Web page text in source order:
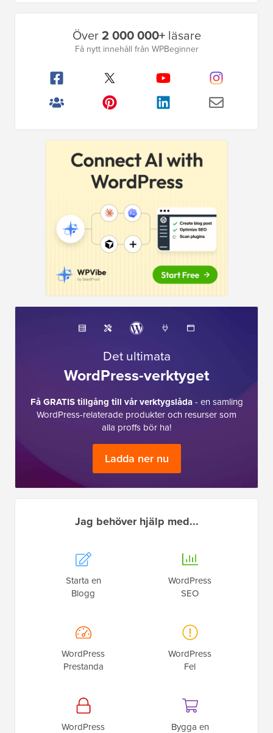
Över2 000 000+läsare
Få nytt innehåll från WPBeginner
Det ultimata
WordPress-verktyget
Få GRATIS tillgång till vår verktygslåda- en samling
WordPress-relaterade produkter och resurser som
alla proffs bör ha!
Ladda ner nu
Jag behöver hjälp med...
Starta en
Blogg
WordPress
SEO
WordPress
Prestanda
WordPress
Fel
WordPress
Bygga en